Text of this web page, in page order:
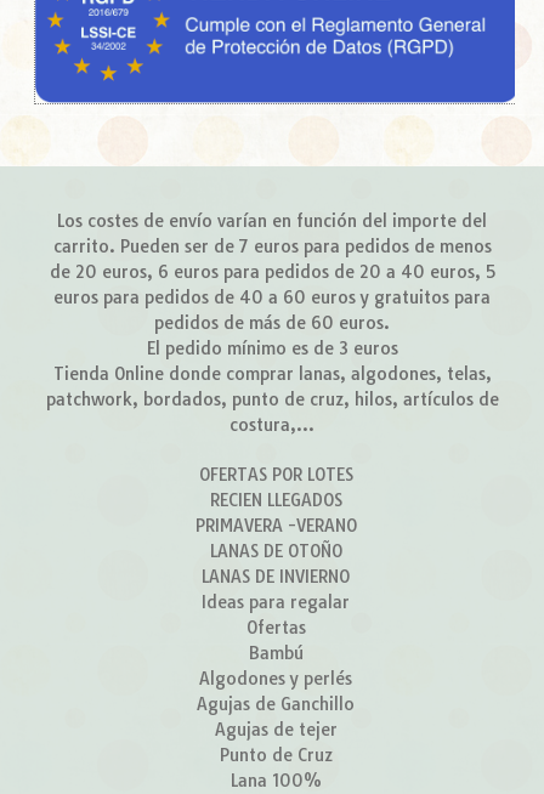
Los costes de envío varían en función del importe del
carrito. Pueden ser de 7 euros para pedidos de menos
de 20 euros, 6 euros para pedidos de 20 a 40 euros, 5
euros para pedidos de 40 a 60 euros y gratuitos para
pedidos de más de 60 euros.
El pedido mínimo es de 3 euros
Tienda Online donde comprar lanas, algodones, telas,
patchwork, bordados, punto de cruz, hilos, artículos de
costura,...
OFERTAS POR LOTES
RECIEN LLEGADOS
PRIMAVERA -VERANO
LANAS DE OTOÑO
LANAS DE INVIERNO
Ideas para regalar
Ofertas
Bambú
Algodones y perlés
Agujas de Ganchillo
Agujas de tejer
Punto de Cruz
Lana 100%